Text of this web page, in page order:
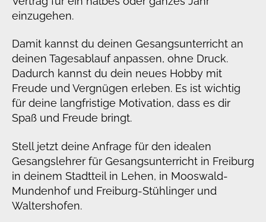
einzugehen.
Damit kannst du deinen Gesangsunterricht an
deinen Tagesablauf anpassen, ohne Druck.
Dadurch kannst du dein neues Hobby mit
Freude und Vergnügen erleben. Es ist wichtig
für deine langfristige Motivation, dass es dir
Spaß und Freude bringt.
Stell jetzt deine Anfrage für den idealen
Gesangslehrer für Gesangsunterricht in Freiburg
in deinem Stadtteil in Lehen, in Mooswald-
Mundenhof und Freiburg-Stühlinger und
Waltershofen.